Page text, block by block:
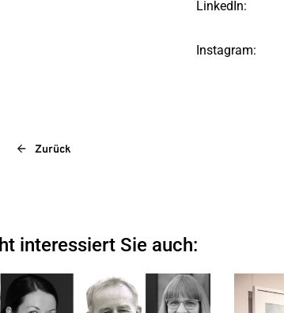
LinkedIn:
Instagram:
Zurück
interessiert Sie auch: